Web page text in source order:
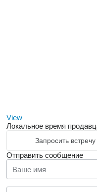
View
Локальное время
Запросить встречу
Отправить сообщение